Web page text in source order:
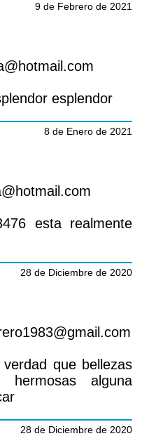
9 de Febrero de 2021
esplendor
8 de Enero de 2021
esta realmente
28 de Diciembre de 2020
que bellezas
hermosas alguna
28 de Diciembre de 2020